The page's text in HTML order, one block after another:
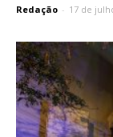
Redação - 17 de